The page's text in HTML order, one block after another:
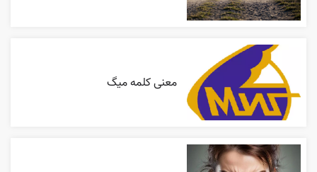
معنی کلمه میگ